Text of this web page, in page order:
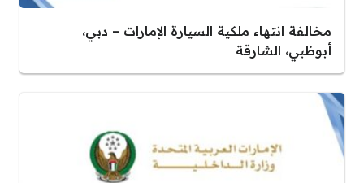
مخالفة انتهاء ملكية السيارة الإمارات – دبي،
أبوظبي، الشارقة